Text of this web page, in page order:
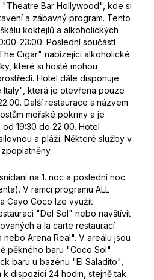
Bar Hollywood", kde si
a zábavný program. Tento
koktejlů a alkoholických
23:00. Poslední součástí
Cigar" nabízející alkoholické
které si hosté mohou
Hotel dále disponuje
Italy", která je otevřena pouze
Další restaurace s názvem
mořské pokrmy a je
19:30 do 22:00. Hotel
a pláží. Některé služby v
na 1. noc a poslední noc
V rámci programu ALL
Cayo Coco lze využít
"Del Sol" nebo navštívit
a la carte restaurací
nebo Arena Real". V areálu jsou
pěkného baru "Coco Sol"
baru u bazénu "El Saladito",
dispozici 24 hodin, stejně tak